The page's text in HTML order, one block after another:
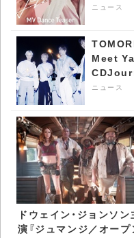
ニュース
Meet
ニュース
ドウェイン・ジョンソン
演『ジュマンジ／オープ